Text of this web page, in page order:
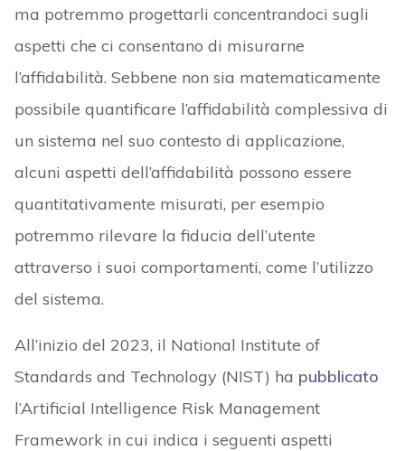
ma potremmo progettarli concentrandoci sugli
aspetti che ci consentano di misurarne
l’affidabilità. Sebbene non sia matematicamente
possibile quantificare l’affidabilità complessiva di
un sistema nel suo contesto di applicazione,
alcuni aspetti dell’affidabilità possono essere
quantitativamente misurati, per esempio
potremmo rilevare la fiducia dell’utente
attraverso i suoi comportamenti, come l’utilizzo
del sistema.
All’inizio del 2023, il National Institute of
Standards and Technology (NIST) ha pubblicato
l’Artificial Intelligence Risk Management
Framework in cui indica i seguenti aspetti